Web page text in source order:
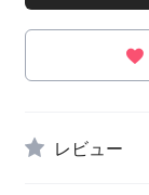
レビュー